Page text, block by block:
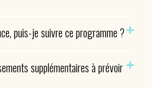
puis-je suivre ce programme ?
supplémentaires à prévoir